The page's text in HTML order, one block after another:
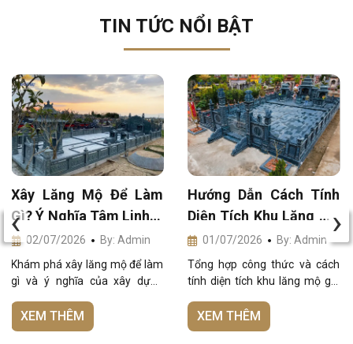
TIN TỨC NỔI BẬT
Xây Lăng Mộ Để Làm
Gì? Ý Nghĩa Tâm Linh &
Phong Thủy Sâu Sắc
02/07/2026
By: Admin
Khám phá xây lăng mộ để làm
gì và ý nghĩa của xây dựng
Mỹ Nghệ Đức Sự giúp gia chủ
kiến tạo công trình tâm linh
XEM THÊM
Hướng Dẫn Cách Tính
Diện Tích Khu Lăng Mộ
Gia Đình Chuẩn Phong
Thủy
01/07/2026
By: Admin
Tổng hợp công thức và cách
tính diện tích khu lăng mộ gia
ngay bài viết để lập kế hoạch
xây dựng khu lăng mộ tối ưu
XEM THÊM
‹ ›